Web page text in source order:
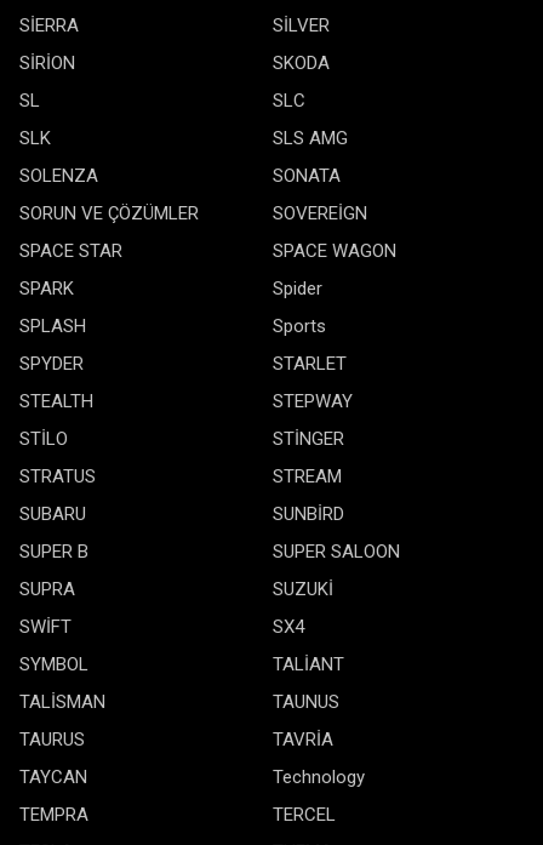
SİERRA
SİLVER
SİRİON
SKODA
SL
SLC
SLK
SLS AMG
SOLENZA
SONATA
SORUN VE ÇÖZÜMLER
SOVEREİGN
SPACE STAR
SPACE WAGON
SPARK
Spider
SPLASH
Sports
SPYDER
STARLET
STEALTH
STEPWAY
STİLO
STİNGER
STRATUS
STREAM
SUBARU
SUNBİRD
SUPER B
SUPER SALOON
SUPRA
SUZUKİ
SWİFT
SX4
SYMBOL
TALİANT
TALİSMAN
TAUNUS
TAURUS
TAVRİA
TAYCAN
Technology
TEMPRA
TERCEL